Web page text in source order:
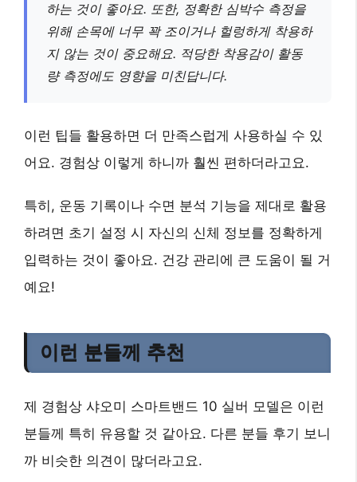
하는 것이 좋아요. 또한, 정확한 심박수 측정을
위해 손목에 너무 꽉 조이거나 헐렁하게 착용하
지 않는 것이 중요해요. 적당한 착용감이 활동
량 측정에도 영향을 미친답니다.
이런 팁들 활용하면 더 만족스럽게 사용하실 수 있
어요. 경험상 이렇게 하니까 훨씬 편하더라고요.
특히, 운동 기록이나 수면 분석 기능을 제대로 활용
하려면 초기 설정 시 자신의 신체 정보를 정확하게
입력하는 것이 좋아요. 건강 관리에 큰 도움이 될 거
예요!
이런 분들께 추천
제 경험상 샤오미 스마트밴드 10 실버 모델은 이런
분들께 특히 유용할 것 같아요. 다른 분들 후기 보니
까 비슷한 의견이 많더라고요.